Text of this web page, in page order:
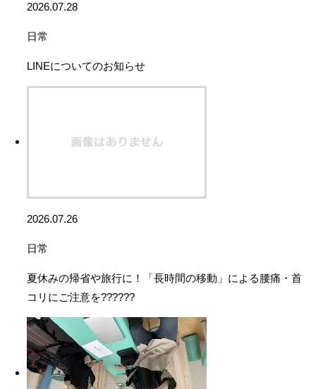
2026.07.28
日常
LINEについてのお知らせ
2026.07.26
日常
夏休みの帰省や旅行に！「長時間の移動」による腰痛・首
コリにご注意を??????